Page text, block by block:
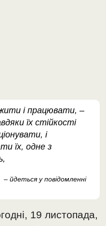
і працювати, –
їх стійкості
і
їх, одне з
– йдеться у повідомленні
19 листопада,